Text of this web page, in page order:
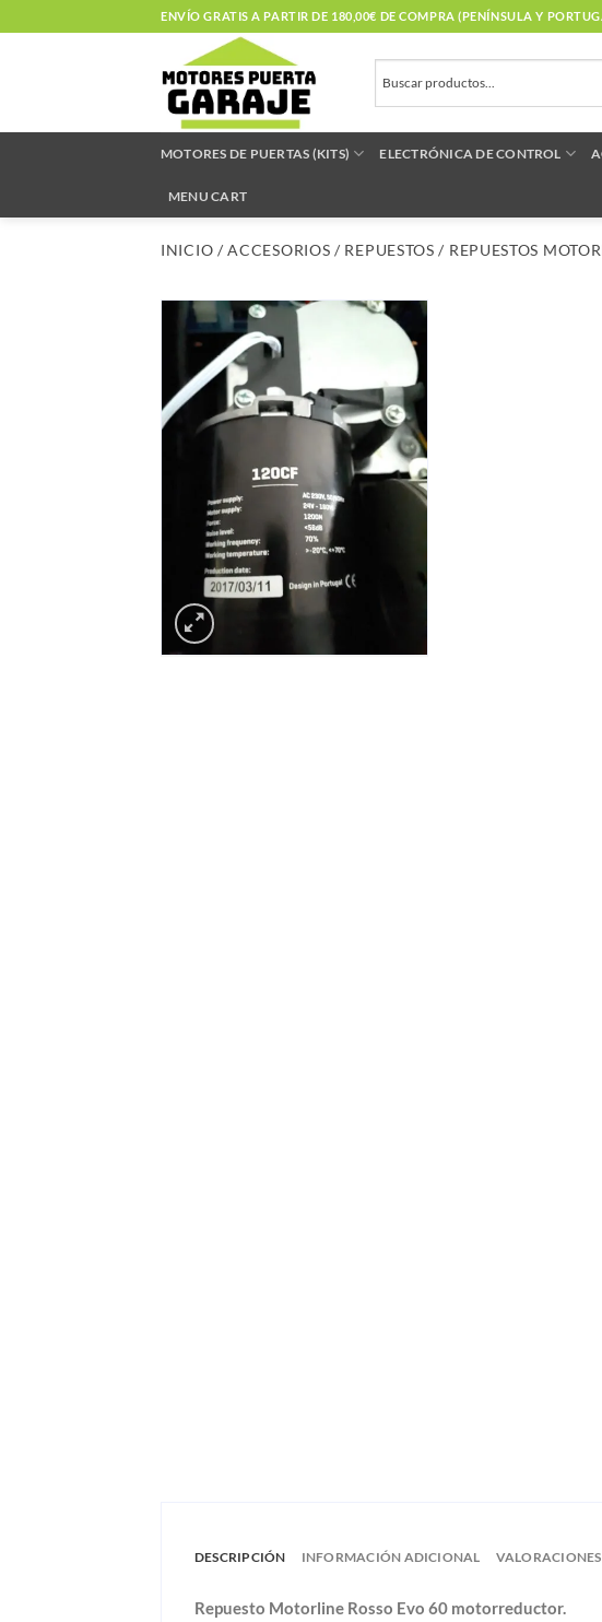
al
ENVÍO GRATIS A PARTIR DE 180,00€ DE COMPRA (PENÍNSULA Y
MOTORES DE PUERTAS (KITS) ELECTRÓNICA DE CONTROL
MENU CART
INICIO / ACCESORIOS / REPUESTOS / REPUESTOS
DESCRIPCIÓN INFORMACIÓN ADICIONAL
Repuesto Motorline Rosso Evo 60 motorreductor.